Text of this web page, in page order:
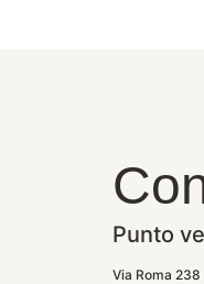
Punto
Via Roma 238